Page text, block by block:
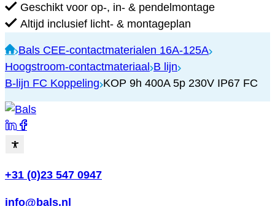
Geschikt voor op-, in- & pendelmontage
Altijd inclusief licht- & montageplan
Bals CEE-contactmaterialen 16A-125A
Hoogstroom-contactmateriaal B lijn
B-lijn FC Koppeling KOP 9h 400A 5p 230V IP67 FC
+31 (0)23 547 0947
info@bals.nl